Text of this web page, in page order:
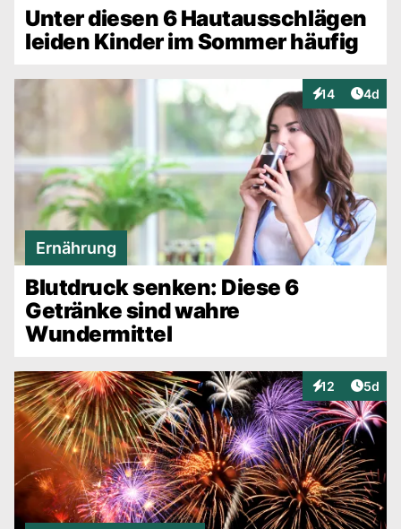
Unter diesen 6 Hautausschlägen
leiden Kinder im Sommer häufig
14
Interaktionen
4d
Ernährung
Blutdruck senken: Diese 6
Getränke sind wahre
Wundermittel
12
Interaktionen
5d